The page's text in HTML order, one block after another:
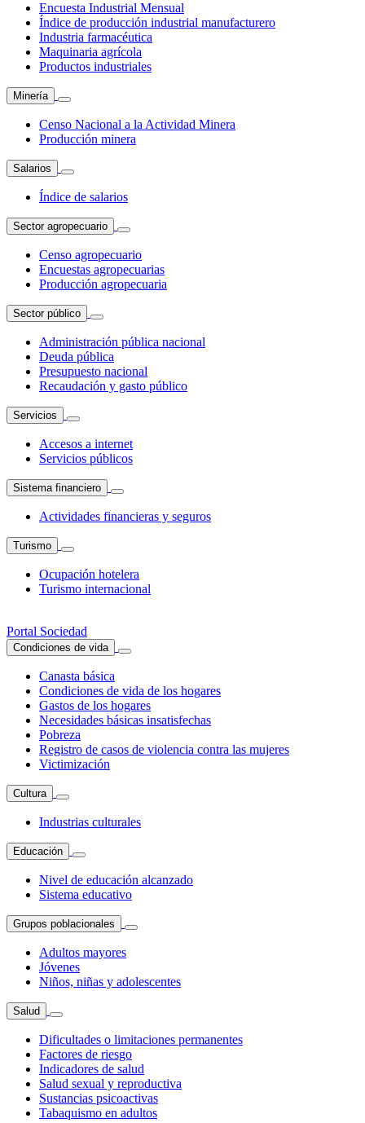
Encuesta Industrial Mensual
Índice de producción industrial manufacturero
Industria farmacéutica
Maquinaria agrícola
Productos industriales
Minería
Censo Nacional a la Actividad Minera
Producción minera
Salarios
Índice de salarios
Sector agropecuario
Censo agropecuario
Encuestas agropecuarias
Producción agropecuaria
Sector público
Administración pública nacional
Deuda pública
Presupuesto nacional
Recaudación y gasto público
Servicios
Accesos a internet
Servicios públicos
Sistema financiero
Actividades financieras y seguros
Turismo
Ocupación hotelera
Turismo internacional
Portal Sociedad
Condiciones de vida
Canasta básica
Condiciones de vida de los hogares
Gastos de los hogares
Necesidades básicas insatisfechas
Pobreza
Registro de casos de violencia contra las mujeres
Victimización
Cultura
Industrias culturales
Educación
Nivel de educación alcanzado
Sistema educativo
Grupos poblacionales
Adultos mayores
Jóvenes
Niños, niñas y adolescentes
Salud
Dificultades o limitaciones permanentes
Factores de riesgo
Indicadores de salud
Salud sexual y reproductiva
Sustancias psicoactivas
Tabaquismo en adultos